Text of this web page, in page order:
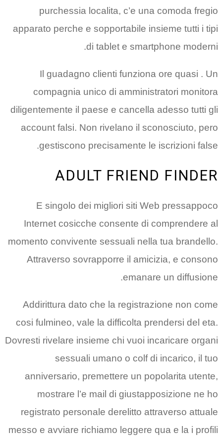
purchessia localita, c’e una comoda fregio
apparato perche e sopportabile insieme tutti i tipi
di tablet e smartphone moderni.
Il guadagno clienti funziona ore quasi . Un
compagnia unico di amministratori monitora
diligentemente il paese e cancella adesso tutti gli
account falsi. Non rivelano il sconosciuto, pero
gestiscono precisamente le iscrizioni false.
ADULT FRIEND FINDER
E singolo dei migliori siti Web pressappoco
Internet cosicche consente di comprendere al
momento convivente sessuali nella tua brandello.
Attraverso sovrapporre il amicizia, e consono
emanare un diffusione.
Addirittura dato che la registrazione non come
cosi fulmineo, vale la difficolta prendersi del eta.
Dovresti rivelare insieme chi vuoi incaricare organi
sessuali umano o colf di incarico, il tuo
anniversario, premettere un popolarita utente,
mostrare l’e mail di giustapposizione ne ho
registrato personale derelitto attraverso attuale
messo e avviare richiamo leggere qua e la i profili